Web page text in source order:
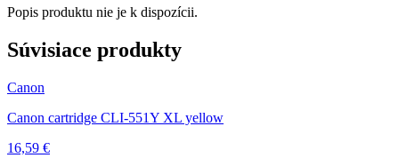
Popis produktu nie je k dispozícii.
Súvisiace produkty
Canon
Canon cartridge CLI-551Y XL yellow
16,59 €